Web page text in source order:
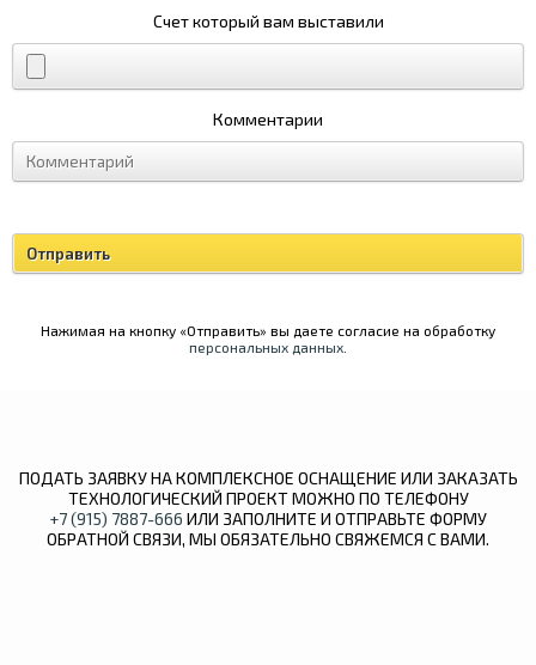
Счет который вам выставили
Комментарии
Нажимая на кнопку «Отправить» вы даете согласие на обработку
персональных данных
ПОДАТЬ ЗАЯВКУ НА КОМПЛЕКСНОЕ ОСНАЩЕНИЕ ИЛИ ЗАКАЗАТЬ
ТЕХНОЛОГИЧЕСКИЙ ПРОЕКТ МОЖНО ПО ТЕЛЕФОНУ
+7 (915) 7887-666 ИЛИ ЗАПОЛНИТЕ И ОТПРАВЬТЕ ФОРМУ
ОБРАТНОЙ СВЯЗИ, МЫ ОБЯЗАТЕЛЬНО СВЯЖЕМСЯ С ВАМИ.